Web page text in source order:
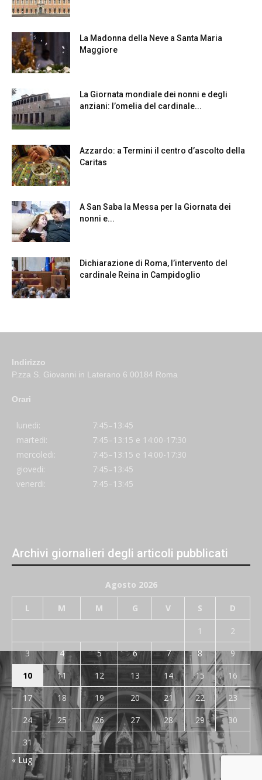
La Madonna della Neve a Santa Maria
Maggiore
La Giornata mondiale dei nonni e degli
anziani: l’omelia del cardinale...
Azzardo: a Termini il centro d’ascolto della
Caritas
A San Saba la Messa per la Giornata dei
nonni e...
Dichiarazione di Roma, l’intervento del
cardinale Reina in Campidoglio
Indirizzo
P.zza S. Giovanni in Laterano 6 00184 Roma
Orari
lunedi:
7:45–13:45
martedi:
7:45–13:15 e 14:00-17:30
mercoledi:
7:45–13:15 e 14:00-17:30
giovedi:
7:45–13:45
venerdi:
7:45–13:45
Archivi giornalieri degli articoli pubblicati
Agosto 2026
L M M G V S D
1
2
3
4 5 6 7 8
9
10
11 12 13 14 15
16
17
18 19 20 21 22
23
24
25 26 27 28 29
30
31
« Lug